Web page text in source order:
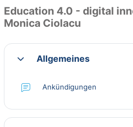
Education 4.0 - digital
Monica Ciolacu
Abschnittsübersicht
EinklappenAllgemeines
Ankündigungen